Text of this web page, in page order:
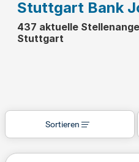
Stuttgart Bank
437 aktuelle
Stuttgart
Sortieren